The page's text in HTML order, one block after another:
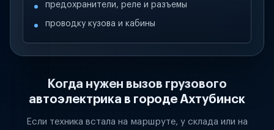
предохранители, реле и разъемы
проводку кузова и кабины
Когда нужен вызов грузового
автоэлектрика в городе Ахтубинск
Если техника встала на маршруте, у склада или на